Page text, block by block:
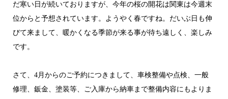
だ寒い日が続いておりますが、今年の桜の開花は関東は今週末
位からと予想されています。ようやく春ですね。だいぶ日も伸
びて来まして、暖かくなる季節が来る事が待ち遠しく、楽しみ
です。
さて、4月からのご予約につきまして、車検整備や点検、一般
修理、鈑金、塗装等、ご入庫から納車まで整備内容にもよりま